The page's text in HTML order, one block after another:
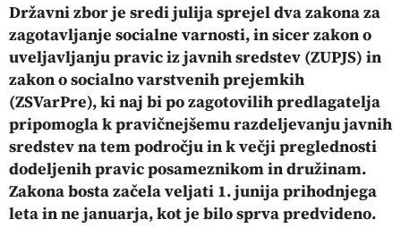
Državni zbor je sredi julija sprejel dva zakona za
zagotavljanje socialne varnosti, in sicer zakon o
uveljavljanju pravic iz javnih sredstev (ZUPJS) in
zakon o socialno varstvenih prejemkih
(ZSVarPre), ki naj bi po zagotovilih predlagatelja
pripomogla k pravičnejšemu razdeljevanju javnih
sredstev na tem področju in k večji preglednosti
dodeljenih pravic posameznikom in družinam.
Zakona bosta začela veljati 1. junija prihodnjega
leta in ne januarja, kot je bilo sprva predvideno.